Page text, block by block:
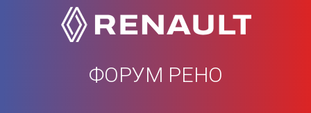
ФОРУМ РЕНО